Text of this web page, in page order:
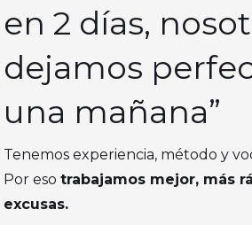
en 2 días,
dejamos
una mañana”
Tenemos experiencia, método y
Por esotrabajamos mejor, más
excusas.